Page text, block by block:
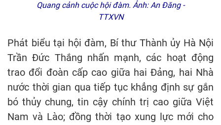
Quang cảnh cuộc hội đàm. Ảnh: An Đăng -
TTXVN
Phát biểu tại hội đàm, Bí thư Thành ủy Hà Nội
Trần Đức Thắng nhấn mạnh, các hoạt động
trao đổi đoàn cấp cao giữa hai Đảng, hai Nhà
nước thời gian qua tiếp tục khẳng định sự gắn
bó thủy chung, tin cậy chính trị cao giữa Việt
Nam và Lào; đồng thời tạo xung lực mới cho